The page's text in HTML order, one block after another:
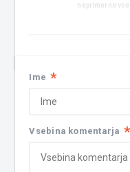
neprimerno
Ime *
Vsebina komentarja *